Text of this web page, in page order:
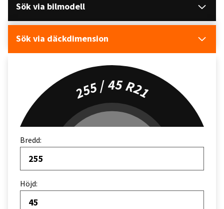
Sök via bilmodell
Sök via däckdimension
255 / 45 R21
Bredd:
255
Höjd:
45